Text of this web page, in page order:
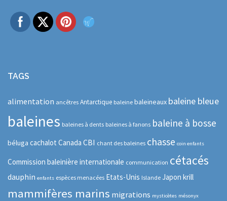
TAGS
alimentation ancêtres Antarctique baleine baleineaux baleine bleue
baleines baleines à dents baleines à fanons baleine à bosse
béluga cachalot Canada CBI chant des baleines chasse coin enfants
Commission baleinière internationale communication cétacés
dauphin enfants espèces menacées Etats-Unis Islande Japon krill
mammifères marins migrations mysticètes mésonyx